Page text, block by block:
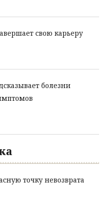
свою карьеру
болезни
точку невозврата